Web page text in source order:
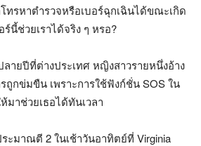
ทรหาตำรวจหรือเบอร์ฉุกเฉินได้ขณะเกิด
นี้ช่วยเราได้จริง ๆ หรอ?
ายปีที่ต่างประเทศ หญิงสาวรายหนึ่งอ้าง
ถูกข่มขืน เพราะการใช้ฟังก์ชั่น SOS ใน
มาช่วยเธอได้ทันเวลา
ะมาณตี 2 ในเช้าวันอาทิตย์ที่ Virginia